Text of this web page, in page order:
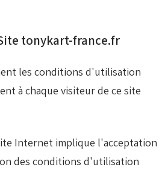
tonykart-france.fr
les conditions d'utilisation
à chaque visiteur de ce site
Internet implique l'acceptation
des conditions d'utilisation